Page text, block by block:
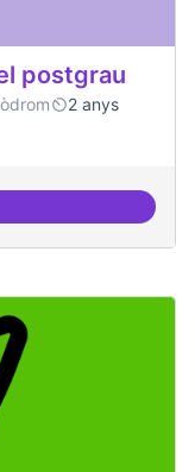
postgrau
2 anys
currículum del